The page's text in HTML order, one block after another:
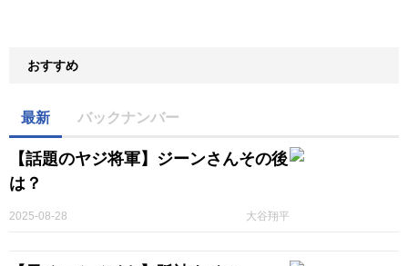
おすすめ
最新 バックナンバー
【話題のヤジ将軍】ジーンさんその後
は？
大谷翔平
2025-08-28